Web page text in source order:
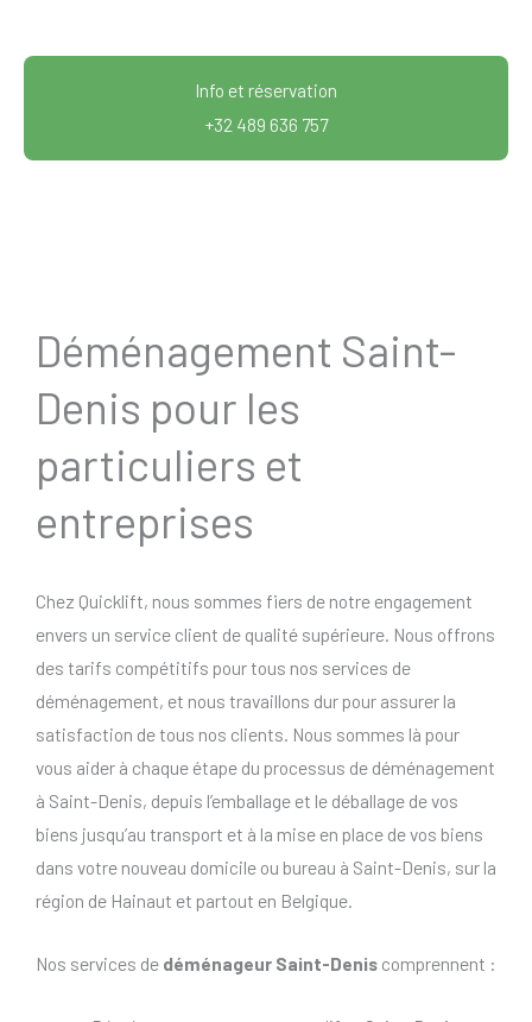
Info et réservation
+32 489 636 757
Déménagement Saint-
Denis pour les
particuliers et
entreprises
Chez Quicklift, nous sommes fiers de notre engagement
envers un service client de qualité supérieure. Nous offrons
des tarifs compétitifs pour tous nos services de
déménagement, et nous travaillons dur pour assurer la
satisfaction de tous nos clients. Nous sommes là pour
vous aider à chaque étape du processus de déménagement
à Saint-Denis, depuis l’emballage et le déballage de vos
biens jusqu’au transport et à la mise en place de vos biens
dans votre nouveau domicile ou bureau à Saint-Denis, sur la
région de Hainaut et partout en Belgique.
Nos services de déménageur Saint-Denis comprennent :